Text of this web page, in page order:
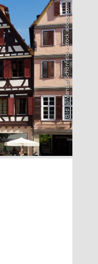
Bild: @Manuel Schönfeld – stock.adobe.com